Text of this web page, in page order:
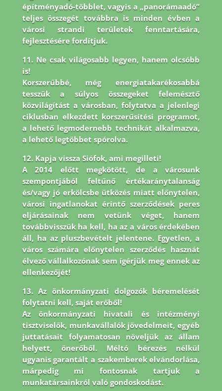
építményadó-többlet, vagyis a „panorámaadó”
teljes összegét továbbra is minden évben a
városi strandi területek fenntartására,
fejlesztésére fordítjuk.
11. Ne csak világosabb legyen, hanem olcsóbb
is!
Korszerűbbé, még energiatakarékosabbá
tesszük a súlyos összegeket felemésztő
közvilágítást a városban, folytatva a jelenlegi
ciklusban elkezdett korszerűsítési programot,
a lehető legmodernebb technikát alkalmazva,
a lehető legtöbbet spórolva.
12. Kapja vissza Siófok, ami megilleti!
A 2014 előtt megkötött, de a városunk
szempontjából feltűnő értékaránytalanság
és/vagy jó erkölcsbe ütközés miatt előnytelen,
városi ingatlanokat érintő szerződések peres
eljárásainak nem vetünk véget, hanem
továbbvisszük ha kell, ha az a város érdekében
áll, ha az pluszbevételt jelentene. Egyetlen, a
város számára előnytelen szerződés hasznát
élvező vállalkozónak sem ígérjük meg ennek az
ellenkezőjét!
13. Az önkormányzati dolgozók béremelését
folytatni kell, saját erőből!
Az önkormányzati hivatali és intézményi
tisztviselők, munkavállalók jövedelmeit, egyéb
juttatásait folyamatosan növeljük az állam
helyett, önerőből. Méltó bérezés nélkül
ugyanis garantált a szakemberek elvándorlása,
márpedig mi fontosnak tartjuk a
munkatársainkról való gondoskodást.